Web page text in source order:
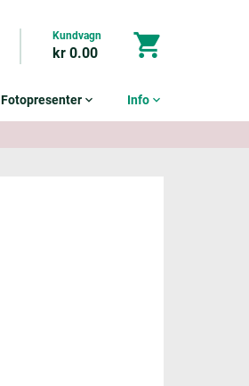
Kundvagn
kr 0.00 shopping_cart
Fotopresenter expand_more Info expand_more